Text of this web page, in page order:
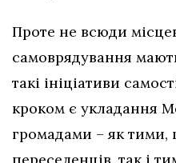
Проте не всюди
самоврядування
такі ініціативи
кроком є укладання
громадами – як
переселенців, так і